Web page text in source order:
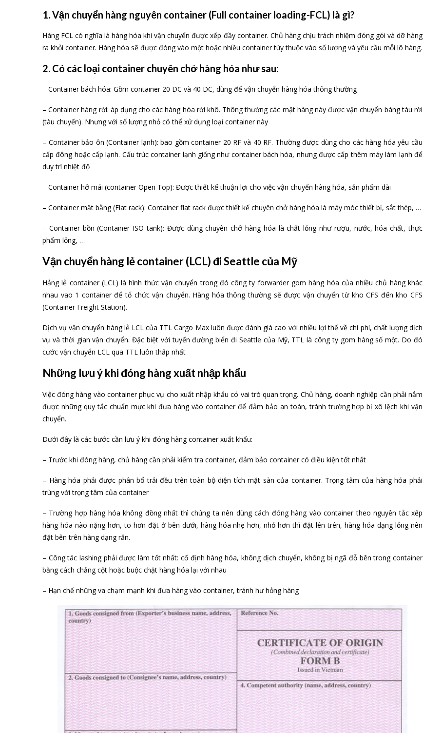
1. Vận chuyển hàng nguyên container (Full container loading-FCL) là gì?
Hàng FCL có nghĩa là hàng hóa khi vận chuyển được xếp đầy container. Chủ hàng chịu trách nhiệm đóng gói và dỡ hàng
ra khỏi container. Hàng hóa sẽ được đóng vào một hoặc nhiều container tùy thuộc vào số lượng và yêu cầu mỗi lô hàng.
2. Có các loại container chuyên chở hàng hóa như sau:
– Container bách hóa: Gồm container 20 DC và 40 DC, dùng để vận chuyển hàng hóa thông thường
– Container hàng rời: áp dụng cho các hàng hóa rời khô. Thông thường các mặt hàng này được vận chuyển bàng tàu rời
(tàu chuyến). Nhưng với số lượng nhỏ có thể xử dụng loại container này
– Container bảo ôn (Container lạnh): bao gồm container 20 RF và 40 RF. Thường được dùng cho các hàng hóa yêu cầu
cấp đông hoặc cấp lạnh. Cấu trúc container lạnh giống như container bách hóa, nhưng được cấp thêm máy làm lạnh để
duy trì nhiệt độ
– Container hở mái (container Open Top): Được thiết kế thuận lợi cho việc vận chuyển hàng hóa, sản phẩm dài
– Container mặt bằng (Flat rack): Container flat rack được thiết kế chuyên chở hàng hóa là máy móc thiết bị, sắt thép, …
– Container bồn (Container ISO tank): Được dùng chuyên chở hàng hóa là chất lỏng như rượu, nước, hóa chất, thực
phẩm lỏng, …
Vận chuyển hàng lẻ container (LCL) đi Seattle của Mỹ
Hảng lẻ container (LCL) là hình thức vận chuyển trong đó công ty forwarder gom hàng hóa của nhiều chủ hàng khác
nhau vao 1 container để tổ chức vận chuyển. Hàng hóa thông thường sẽ được vận chuyển từ kho CFS đến kho CFS
(Container Freight Station).
Dịch vụ vận chuyển hàng lẻ LCL của TTL Cargo Max luôn được đánh giá cao với nhiều lợi thế về chi phí, chất lượng dịch
vụ và thời gian vận chuyển. Đặc biệt với tuyến đường biển đi Seattle của Mỹ, TTL là công ty gom hàng số một. Do đó
cước vận chuyển LCL qua TTL luôn thấp nhất
Những lưu ý khi đóng hàng xuất nhập khẩu
Việc đóng hàng vào container phục vụ cho xuất nhập khẩu có vai trò quan trọng. Chủ hàng, doanh nghiệp cần phải nắm
được những quy tắc chuẩn mực khi đưa hàng vào container để đảm bảo an toàn, tránh trường hợp bị xô lệch khi vận
chuyển.
Dưới đây là các bước cần lưu ý khi đóng hàng container xuất khẩu:
– Trước khi đóng hàng, chủ hàng cần phải kiểm tra container, đảm bảo container có điều kiện tốt nhất
– Hàng hóa phải được phân bổ trải đều trên toàn bộ diện tích mặt sàn của container. Trọng tâm của hàng hóa phải
trùng với trọng tâm của container
– Trường hợp hàng hóa không đồng nhất thì chúng ta nên dùng cách đóng hàng vào container theo nguyên tắc xếp
hàng hóa nào nặng hơn, to hơn đặt ở bên dưới, hàng hóa nhẹ hơn, nhỏ hơn thì đặt lên trên, hàng hóa dạng lỏng nên
đặt bên trên hàng dạng rắn.
– Công tác lashing phải được làm tốt nhất: cố định hàng hóa, không dịch chuyển, không bị ngã đỗ bên trong container
bằng cách chằng cột hoặc buộc chặt hàng hóa lại với nhau
– Hạn chế những va chạm mạnh khi đưa hàng vào container, tránh hư hỏng hàng